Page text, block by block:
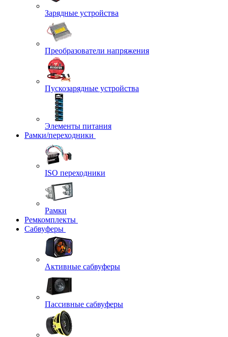
Зарядные устройства
Преобразователи напряжения
Пускозарядные устройства
Элементы питания
Рамки/переходники
ISO переходники
Рамки
Ремкомплекты
Сабвуферы
Активные сабвуферы
Пассивные сабвуферы